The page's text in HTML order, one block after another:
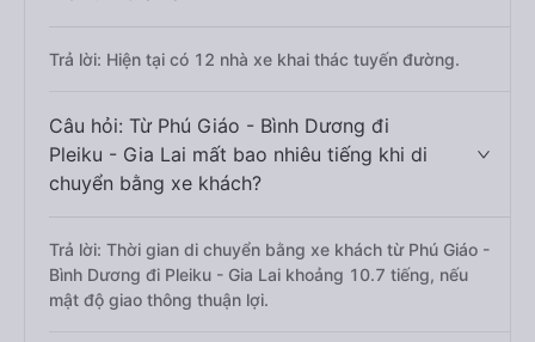
Trả lời: Hiện tại có 12 nhà xe khai thác tuyến đường.
Câu hỏi: Từ Phú Giáo - Bình Dương đi
Pleiku - Gia Lai mất bao nhiêu tiếng khi di
chuyển bằng xe khách?
Trả lời: Thời gian di chuyển bằng xe khách từ Phú Giáo -
Bình Dương đi Pleiku - Gia Lai khoảng 10.7 tiếng, nếu
mật độ giao thông thuận lợi.